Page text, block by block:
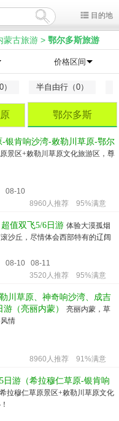
目的地
蒙古旅游 > 鄂尔多斯旅游
价格区间
半自由行（0）
鄂尔多斯
银肯响沙湾-敕勒川草原-鄂尔
景区+敕勒川草原文化旅游区，尊
08-10
8960人推荐 95%满意
值双飞5/6日游 体验大漠孤烟
沙丘，尽情体会西部特有的辽阔
08-10 08-11
3520人推荐 95%满意
川草原、神奇响沙湾、成吉
（亮丽内蒙）
亮丽内蒙，草
情
8960人推荐 91%满意
日游（希拉穆仁草原-银肯响
希拉穆仁草原景区+敕勒川草原文化